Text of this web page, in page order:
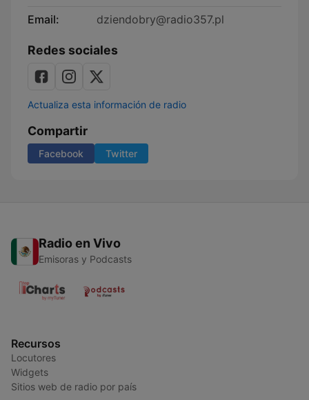
Email:
dziendobry@radio357.pl
Redes sociales
Actualiza esta información de radio
Compartir
Facebook Twitter
Radio en Vivo
Emisoras y Podcasts
Recursos
Locutores
Widgets
Sitios web de radio por país